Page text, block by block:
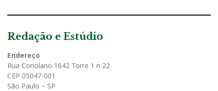
Redação e Estúdio
Endereço
Rua Coriolano 1642 Torre 1 n 22
CEP 05047-001
São Paulo – SP